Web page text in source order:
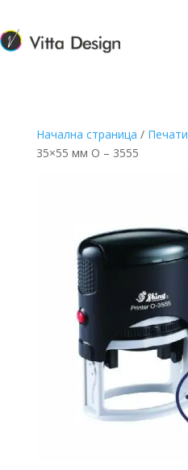
Начална страница / Печати
35×55 мм О – 3555